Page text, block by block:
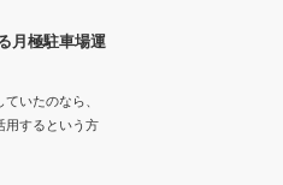
月極駐車場運
いたのなら、
用するという方